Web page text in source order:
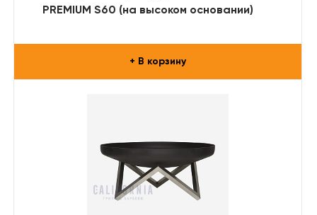
PREMIUM S60 (на высоком основании)
+ В корзину